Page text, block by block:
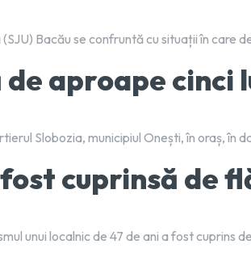
Bacău se confruntă cu situații în care
aproape cinci
Slobozia, municipiul Onești, în oraș, în
cuprinsă de
unui localnic de 47 de ani a fost cuprins